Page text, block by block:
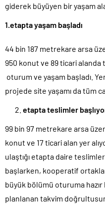
giderek büyüyen bir yaşam
1.etapta yaşam başladı
44 bin 187 metrekare arsa
950 konut ve 89 ticari
oturum ve yaşam başladı.
projede site yaşamı da tüm
etapta teslimler
99 bin 97 metrekare arsa
konut ve 17 ticari alan yer
ulaştığı etapta daire
başlarken, kooperatif
büyük bölümü oturuma
planlanan takvim